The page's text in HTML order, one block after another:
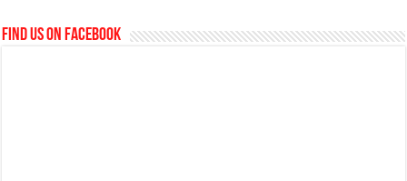
Find us on Facebook